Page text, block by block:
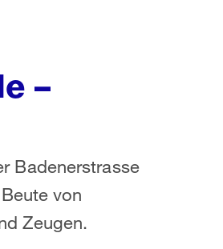
–
Badenerstrasse
von
Zeugen.